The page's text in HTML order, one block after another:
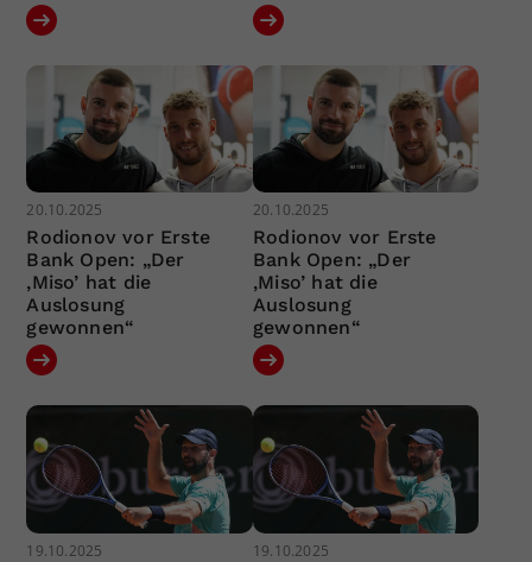
20.10.2025
Rodionov vor Erste
Bank Open: „Der
‚Miso’ hat die
Auslosung
gewonnen“
20.10.2025
Rodionov vor Erste
Bank Open: „Der
‚Miso’ hat die
Auslosung
gewonnen“
19.10.2025 19.10.2025